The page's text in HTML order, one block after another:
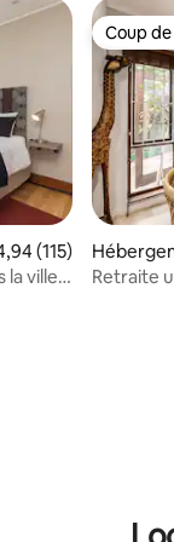
moyenne
(115)
la ville
Coup
Coup
urg
Retraite